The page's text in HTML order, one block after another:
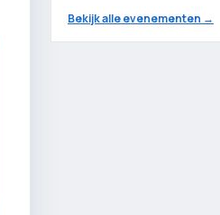
Bekijk alle evenementen →